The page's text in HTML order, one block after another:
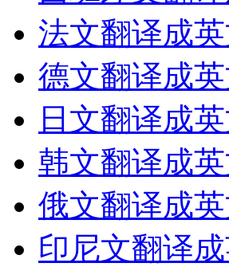
法文翻译成
德文翻译成
日文翻译成
韩文翻译成
俄文翻译成
印尼文翻译